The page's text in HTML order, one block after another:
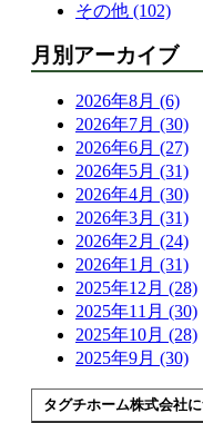
その他 (102)
月別アーカイブ
2026年8月 (6)
2026年7月 (30)
2026年6月 (27)
2026年5月 (31)
2026年4月 (30)
2026年3月 (31)
2026年2月 (24)
2026年1月 (31)
2025年12月 (28)
2025年11月 (30)
2025年10月 (28)
2025年9月 (30)
タグチホーム株式会社